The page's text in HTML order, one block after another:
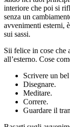
interiore che poi si
senza un
avvenimenti esterni,
sui sassi.
Sii felice in cose che
all’esterno. Cose
Scrivere un
Disegnare.
Meditare.
Correre.
Guardare il